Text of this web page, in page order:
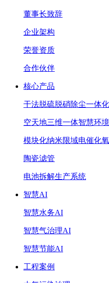
董事长致辞
企业架构
荣誉资质
合作伙伴
核心产品
干法脱硫脱硝除尘一体
空天地三维一体智慧环
模块化纳米限域电催化
陶瓷滤管
电池拆解生产系统
智慧AI
智慧水务AI
智慧气治理AI
智慧节能AI
工程案例